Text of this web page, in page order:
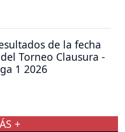
de la fecha
Torneo Clausura -
1 2026
+